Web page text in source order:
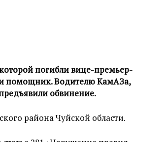
погибли вице-премьер-
помощник. Водителю КамАЗа,
обвинение.
района Чуйской области.